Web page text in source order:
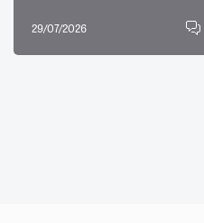
29/07/2026